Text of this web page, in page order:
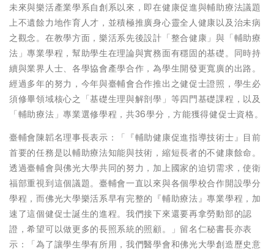
未來與樂活產業學系自創系以來，即在健康促進與輔助療法議題
上不遺餘力地作育人才，並積極推廣身心靈全人健康以及治未病
之觀念。在教學方面，樂活系先後設計「整合健康」與「輔助療
法」專業學程，幫助學生在理論與實務面有穩固的基礎。同時持
續與業界人士、各學協會產學合作，為學生開發更寬廣的出路。
經過多年的努力，今年與臺輔會合作推出之健促士證照，學生必
須修畢領域核心之「基礎生理與解剖學」等四門基礎課程，以及
「輔助療法」專業選修學程，共36學分，方能獲得健促士資格。
臺輔會陳韜名理事長表示：「『輔助健康促進指導技術士』目前
首要的任務是以輔助療法知能與技術，縮短長者的不健康餘命。
透過臺輔會與佛光大學共同的努力，加上國家的迫切需求，使衛
福部重視到這個議題。臺輔會一直以來與各個學校合作開設學分
學程，而佛光大學樂活系早有完整的『輔助療法』專業學程，加
速了這個健促士誕生的進程。我們接下來還要再拿勞動部的認
證，希望可以做更多的長照系統的照顧。」留名仁秘書長亦表
示：「為了讓學生學有所用，我們醫學會和佛光大學創造歷史意